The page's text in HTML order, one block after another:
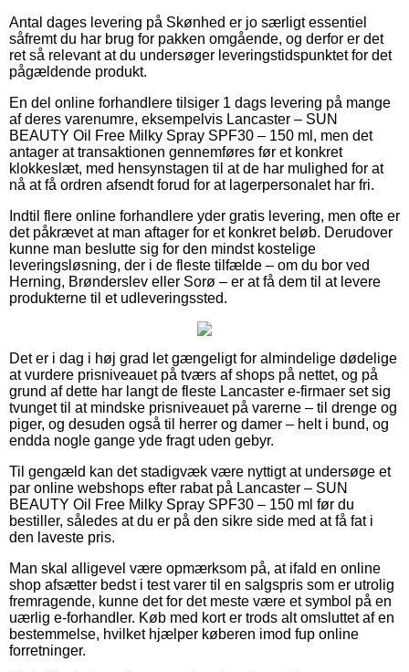
Antal dages levering på Skønhed er jo særligt essentiel
såfremt du har brug for pakken omgående, og derfor er det
ret så relevant at du undersøger leveringstidspunktet for det
pågældende produkt.
En del online forhandlere tilsiger 1 dags levering på mange
af deres varenumre, eksempelvis Lancaster – SUN
BEAUTY Oil Free Milky Spray SPF30 – 150 ml, men det
antager at transaktionen gennemføres før et konkret
klokkeslæt, med hensynstagen til at de har mulighed for at
nå at få ordren afsendt forud for at lagerpersonalet har fri.
Indtil flere online forhandlere yder gratis levering, men ofte er
det påkrævet at man aftager for et konkret beløb. Derudover
kunne man beslutte sig for den mindst kostelige
leveringsløsning, der i de fleste tilfælde – om du bor ved
Herning, Brønderslev eller Sorø – er at få dem til at levere
produkterne til et udleveringssted.
Det er i dag i høj grad let gængeligt for almindelige dødelige
at vurdere prisniveauet på tværs af shops på nettet, og på
grund af dette har langt de fleste Lancaster e-firmaer set sig
tvunget til at mindske prisniveauet på varerne – til drenge og
piger, og desuden også til herrer og damer – helt i bund, og
endda nogle gange yde fragt uden gebyr.
Til gengæld kan det stadigvæk være nyttigt at undersøge et
par online webshops efter rabat på Lancaster – SUN
BEAUTY Oil Free Milky Spray SPF30 – 150 ml før du
bestiller, således at du er på den sikre side med at få fat i
den laveste pris.
Man skal alligevel være opmærksom på, at ifald en online
shop afsætter bedst i test varer til en salgspris som er utrolig
fremragende, kunne det for det meste være et symbol på en
uærlig e-forhandler. Køb med kort er trods alt omsluttet af en
bestemmelse, hvilket hjælper køberen imod fup online
forretninger.